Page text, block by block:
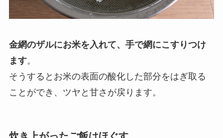
金網のザルにお米を入れて、手で網にこすりつけ
ます。
そうするとお米の表面の酸化した部分をはぎ取る
ことができ、ツヤと甘さが戻ります。